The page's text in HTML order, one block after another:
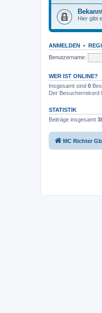
Hier gibt
ANMELDEN •
Benutzername:
WER IST ONLINE?
Insgesamt sind 0
Der Besucherrekord
STATISTIK
Beiträge insgesamt
MC Richter